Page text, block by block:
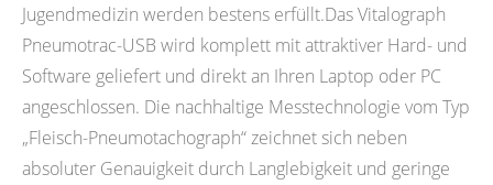
Jugendmedizin werden bestens erfüllt.Das Vitalograph
Pneumotrac-USB wird komplett mit attraktiver Hard- und
Software geliefert und direkt an Ihren Laptop oder PC
angeschlossen. Die nachhaltige Messtechnologie vom Typ
„Fleisch-Pneumotachograph“ zeichnet sich neben
absoluter Genauigkeit durch Langlebigkeit und geringe